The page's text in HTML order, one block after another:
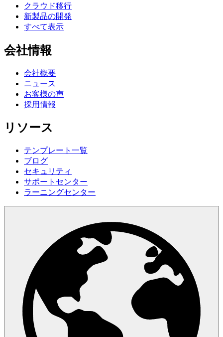
クラウド移行
新製品の開発
すべて表示
会社情報
会社概要
ニュース
お客様の声
採用情報
リソース
テンプレート一覧
ブログ
セキュリティ
サポートセンター
ラーニングセンター